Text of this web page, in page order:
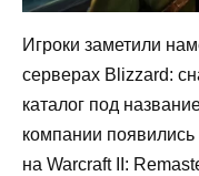
Игроки заметили
серверах Blizzard:
каталог под
компании
на Warcraft II: